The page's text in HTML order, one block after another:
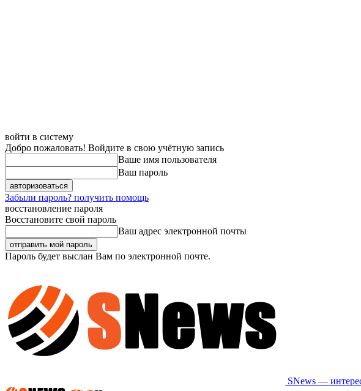
войти в систему
Добро пожаловать! Войдите в свою учётную запись
Ваше имя пользователя
Ваш пароль
Забыли пароль? получить помощь
восстановление пароля
Восстановите свой пароль
Ваш адрес электронной почты
Пароль будет выслан Вам по электронной почте.
SNews —